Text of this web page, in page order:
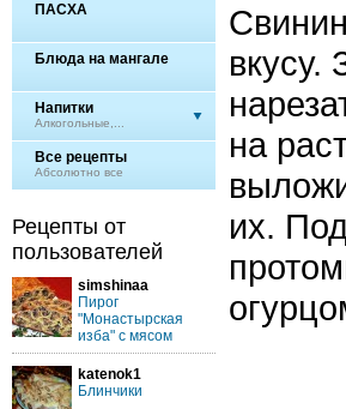
ПАСХА
Блюда на мангале
Напитки
Алкогольные,...
Все рецепты
Абсолютно все
Рецепты от
пользователей
simshinaa
Пирог
"Монастырская
изба" с мясом
katenok1
Блинчики
вкусу.
на
их.